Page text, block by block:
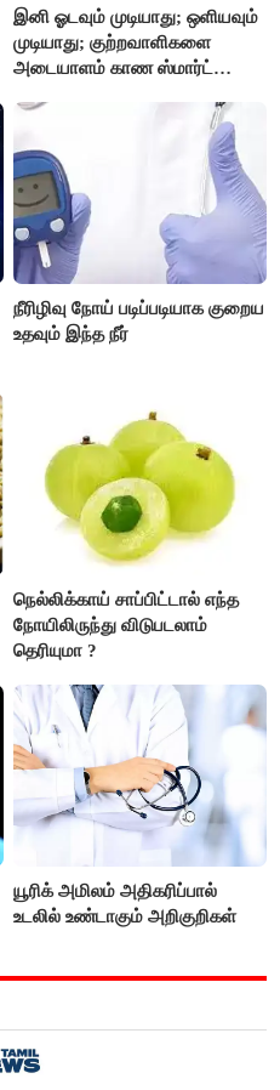
இனி ஓடவும் முடியாது; ஒளியவும்
முடியாது; குற்றவாளிகளை
அடையாளம் காண ஸ்மார்ட்
நீரிழிவு நோய் படிப்படியாக குறைய
உதவும் இந்த நீர்
நெல்லிக்காய் சாப்பிட்டால் எந்த
நோயிலிருந்து விடுபடலாம்
தெரியுமா ?
யூரிக் அமிலம் அதிகரிப்பால்
உடலில் உண்டாகும் அறிகுறிகள்